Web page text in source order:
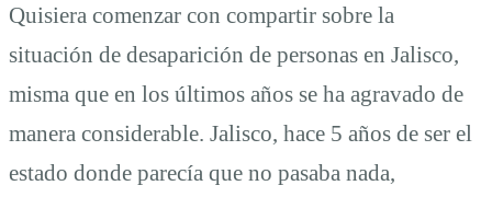
Quisiera comenzar con compartir sobre la
situación de desaparición de personas en Jalisco,
misma que en los últimos años se ha agravado de
manera considerable. Jalisco, hace 5 años de ser el
estado donde parecía que no pasaba nada,